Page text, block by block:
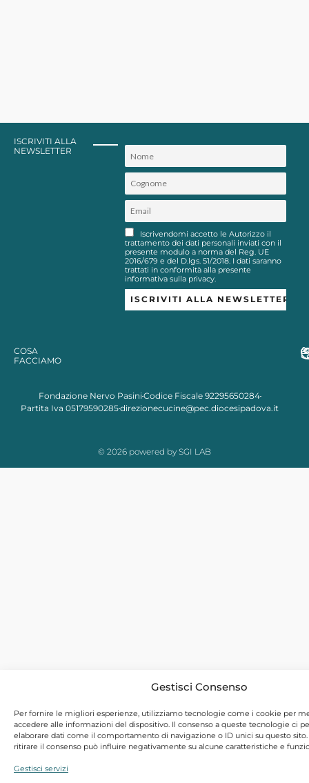
Gestisci Consenso
Per fornire le migliori esperienze, utilizziamo tecnologie come i cookie per
accedere alle informazioni del dispositivo. Il consenso a queste tecnologie ci
elaborare dati come il comportamento di navigazione o ID unici su questo
ritirare il consenso può influire negativamente su alcune caratteristiche e
Gestisci servizi
ISCRIVITI ALLA
NEWSLETTER
Iscrivendomi accetto le Autorizzo il
trattamento dei dati personali inviati con il
presente modulo a norma del Reg. UE
2016/679 e del D.lgs. 51/2018. I dati saranno
trattati in conformità alla presente
informativa sulla privacy.
COSA
FACCIAMO
Fondazione Nervo PasiniCodice Fiscale 92295650284
Partita Iva 05179590285direzionecucine@pec.diocesipadova.it
© 2026 powered by SGI LAB